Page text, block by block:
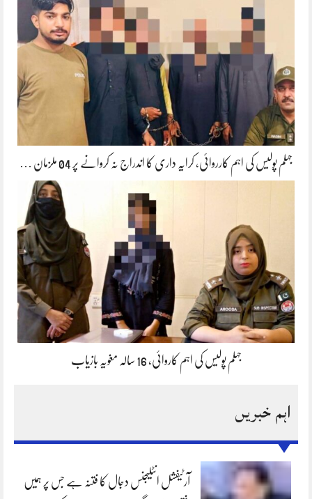
جہلم پولیس کی اہم کارروائی، کرایہ داری کا اندراج نہ کروانے پر 04 ملزمان …
جہلم پولیس کی اہم کاروائی، 16 سالہ مغویہ بازیاب
اہم خبریں
آرٹیفشل انٹلیجنس دجال کا فتنہ ہے جس پر ہمیں